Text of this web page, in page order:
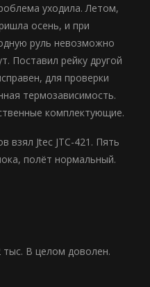
уходила. Летом,
осень, и при
руль невозможно
Поставил рейку другой
для проверки
термозависимость.
комплектующие.
взял Jtec JTC-421. Пять
полёт нормальный.
В целом доволен.